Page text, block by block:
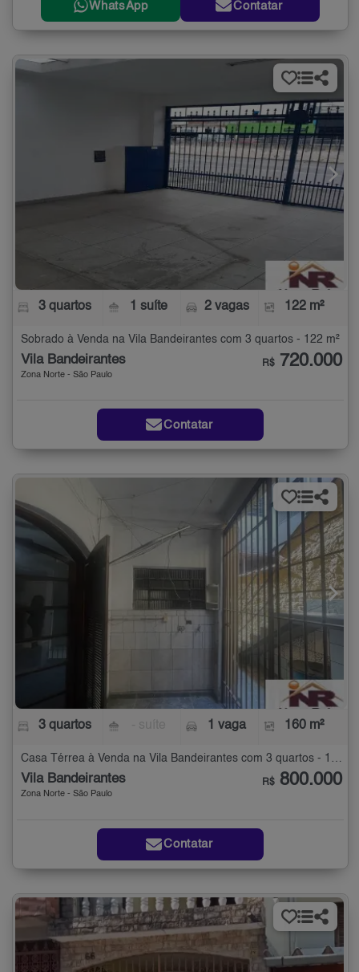
WhatsApp Contatar
3 quartos 1 suíte 2 vagas 122 m²
Sobrado à Venda na Vila Bandeirantes com 3 quartos - 122 m²
Vila Bandeirantes
Zona Norte - São Paulo
R$ 720.000
Contatar
3 quartos 1 vaga 160 m²
Casa Térrea à Venda na Vila Bandeirantes com 3 quartos - 160 m²
Vila Bandeirantes
Zona Norte - São Paulo
R$ 800.000
Contatar